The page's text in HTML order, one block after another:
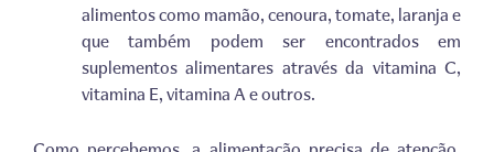
alimentos como mamão, cenoura, tomate, laranja e
que também podem ser encontrados em
suplementos alimentares através da vitamina C,
vitamina E, vitamina A e outros.